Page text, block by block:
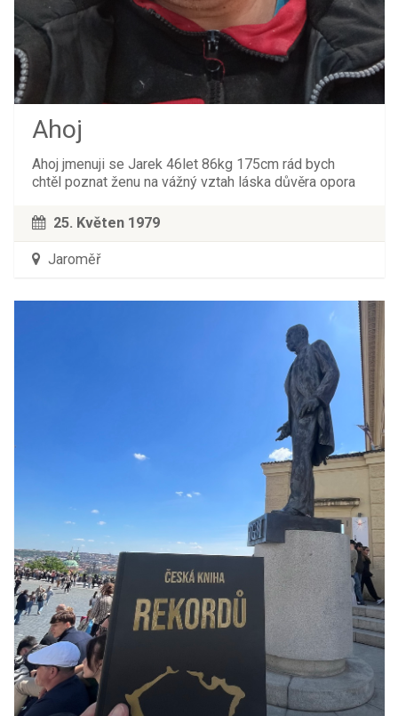
Ahoj
Ahoj jmenuji se Jarek 46let 86kg 175cm rád bych
chtěl poznat ženu na vážný vztah láska důvěra opora
25. Květen 1979
Jaroměř